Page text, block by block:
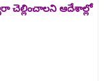
చెల్లించాలని ఆదేశాల్లో